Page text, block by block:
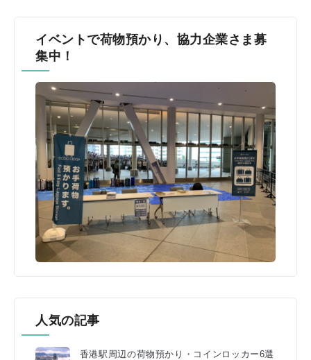
イベントで荷物預かり、協力企業さま募
集中！
人気の記事
香港駅周辺の荷物預かり・コインロッカー6選